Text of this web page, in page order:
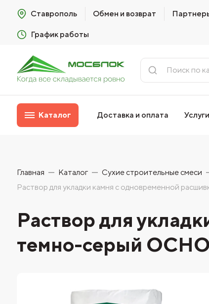
Ставрополь Обмен и возврат
График работы
Каталог Доставка и оплата Услуги
Главная Каталог Сухие строительные смеси
Раствор для укладки камня с одновременной
Раствор для
темно-серый